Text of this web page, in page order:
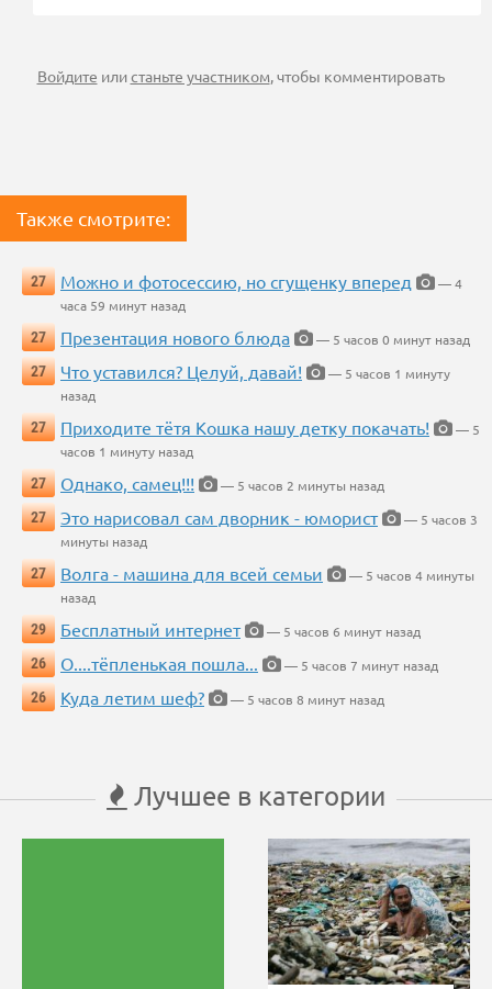
Войдите илистаньте участником, чтобы комментировать
Также смотрите:
27 Можно и фотосессию, но сгущенку вперед
— 4
часа 59 минут назад
27
Презентация нового блюда
— 5 часов 0 минут назад
27
Что уставился? Целуй, давай!
— 5 часов 1 минуту
назад
27
Приходите тётя Кошка нашу детку покачать!
— 5
часов 1 минуту назад
27
Однако, самец!!!
— 5 часов 2 минуты назад
27
Это нарисовал сам дворник - юморист
— 5 часов 3
минуты назад
27
Волга - машина для всей семьи
— 5 часов 4 минуты
назад
29
Бесплатный интернет
— 5 часов 6 минут назад
26
О....тёпленькая пошла...
— 5 часов 7 минут назад
26
Куда летим шеф? — 5 часов 8 минут назад
Лучшее в категории